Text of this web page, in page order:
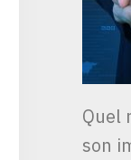
Quel
son